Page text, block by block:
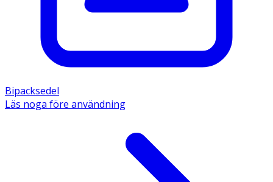
Bipacksedel
Läs noga före användning